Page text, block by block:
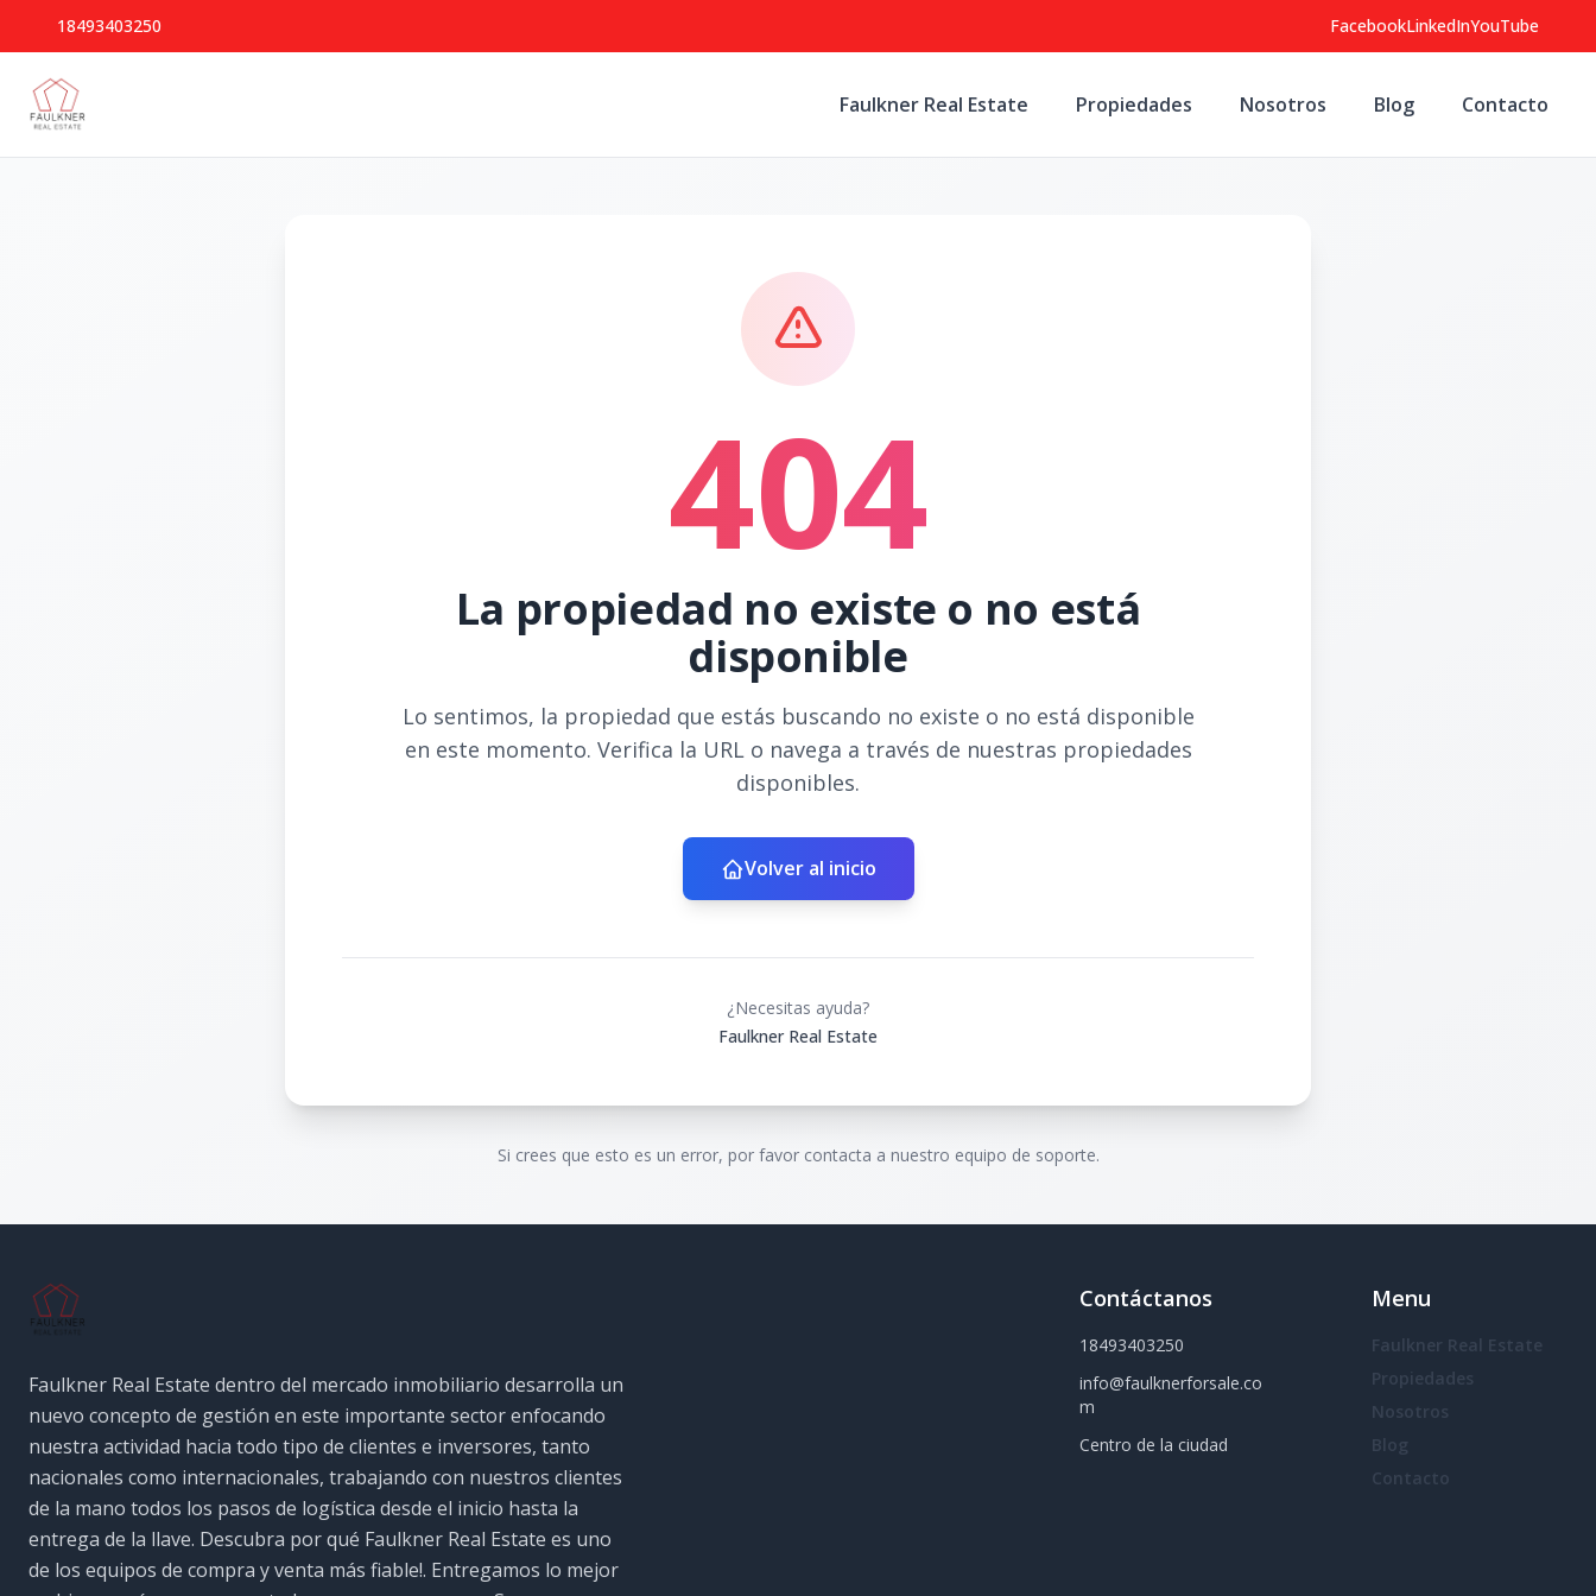
18493403250 FacebookLinkedInYouTube
Faulkner Real Estate Propiedades Nosotros Blog Contacto
404
La propiedad no existe o no está
disponible
Lo sentimos, la propiedad que estás buscando no existe o no está disponible
en este momento. Verifica la URL o navega a través de nuestras propiedades
disponibles.
Volver al inicio
¿Necesitas ayuda?
Faulkner Real Estate
Si crees que esto es un error, por favor contacta a nuestro equipo de soporte.
Faulkner Real Estate dentro del mercado inmobiliario desarrolla un
nuevo concepto de gestión en este importante sector enfocando
nuestra actividad hacia todo tipo de clientes e inversores, tanto
nacionales como internacionales, trabajando con nuestros clientes
de la mano todos los pasos de logística desde el inicio hasta la
entrega de la llave. Descubra por qué Faulkner Real Estate es uno
de los equipos de compra y venta más fiable!. Entregamos lo mejor
Contáctanos
18493403250
info@faulknerforsale.co
m
Centro de la ciudad
Menu
Faulkner Real Estate
Propiedades
Nosotros
Blog
Contacto